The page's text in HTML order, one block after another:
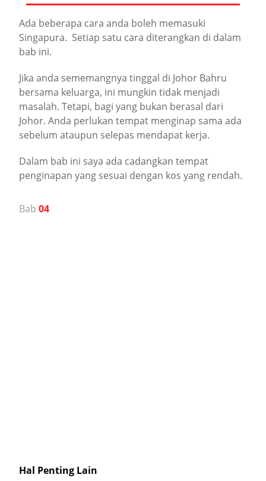
Ada beberapa cara anda boleh memasuki
Singapura. Setiap satu cara diterangkan di dalam
bab ini.
Jika anda sememangnya tinggal di Johor Bahru
bersama keluarga, ini mungkin tidak menjadi
masalah. Tetapi, bagi yang bukan berasal dari
Johor. Anda perlukan tempat menginap sama ada
sebelum ataupun selepas mendapat kerja.
Dalam bab ini saya ada cadangkan tempat
penginapan yang sesuai dengan kos yang rendah.
Bab 04
Hal Penting Lain